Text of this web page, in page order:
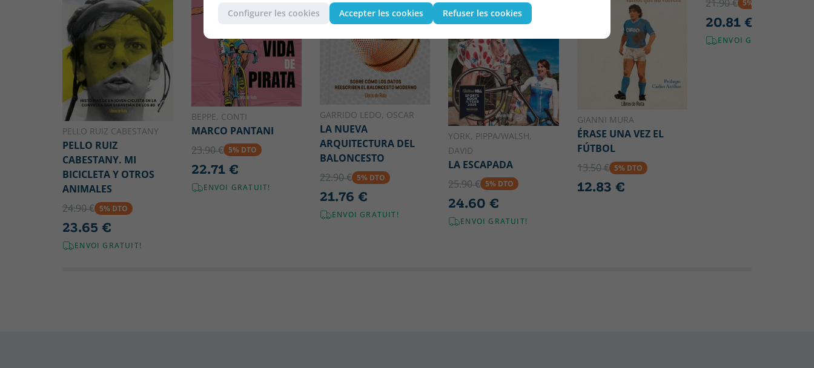
Configurer les cookies Accepter les cookies Refuser les cookies
PELLO RUIZ CABESTANY
PELLO RUIZ
CABESTANY. MI
BICICLETA Y OTROS
ANIMALES
24.90 € 5% DTO
23.65 €
ENVOI GRATUIT!
BEPPE, CONTI
MARCO PANTANI
23.90 € 5% DTO
22.71 €
ENVOI GRATUIT!
GARRIDO LEDO, OSCAR
LA NUEVA
ARQUITECTURA DEL
BALONCESTO
22.90 € 5% DTO
21.76 €
ENVOI GRATUIT!
YORK, PIPPA/WALSH,
DAVID
LA ESCAPADA
25.90 € 5% DTO
24.60 €
ENVOI GRATUIT!
GIANNI MURA
ÉRASE UNA VEZ EL
FÚTBOL
13.50 € 5% DTO
12.83 €
21.90 € 5% DTO
20.81 €
ENVOI GRATUIT!